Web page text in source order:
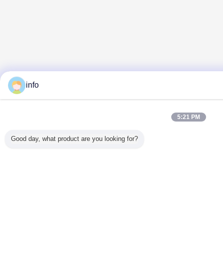
info
5:21 PM
Good day, what product are you looking for?